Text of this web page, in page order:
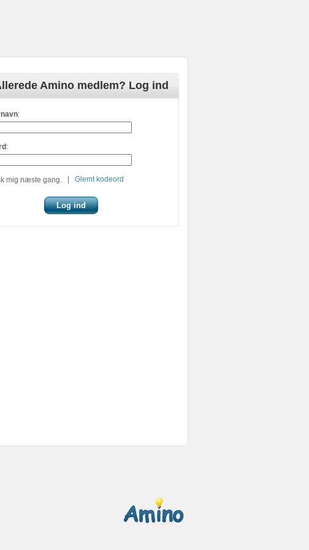
Amino medlem? Log ind
:
:
mig næste gang. Glemt kodeord